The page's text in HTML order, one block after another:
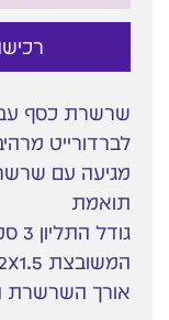
שרשרת כסף
לברדורייט
מגיעה עם
תואמת
המשובצת 2X1.5 סמ
אורך השרשרת